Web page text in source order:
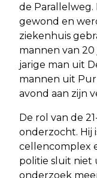
de Parallelweg.
gewond en
ziekenhuis
mannen van
jarige man uit
mannen uit
avond aan zijn
De rol van de
onderzocht. Hij
cellencomplex
politie sluit niet
onderzoek